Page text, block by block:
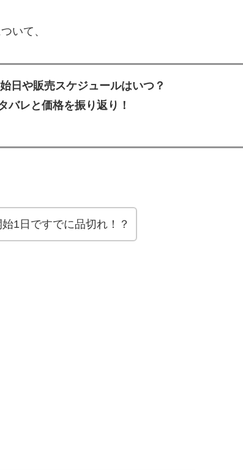
いて、
日や販売スケジュールはいつ？
バレと価格を振り返り！
1日ですでに品切れ！？